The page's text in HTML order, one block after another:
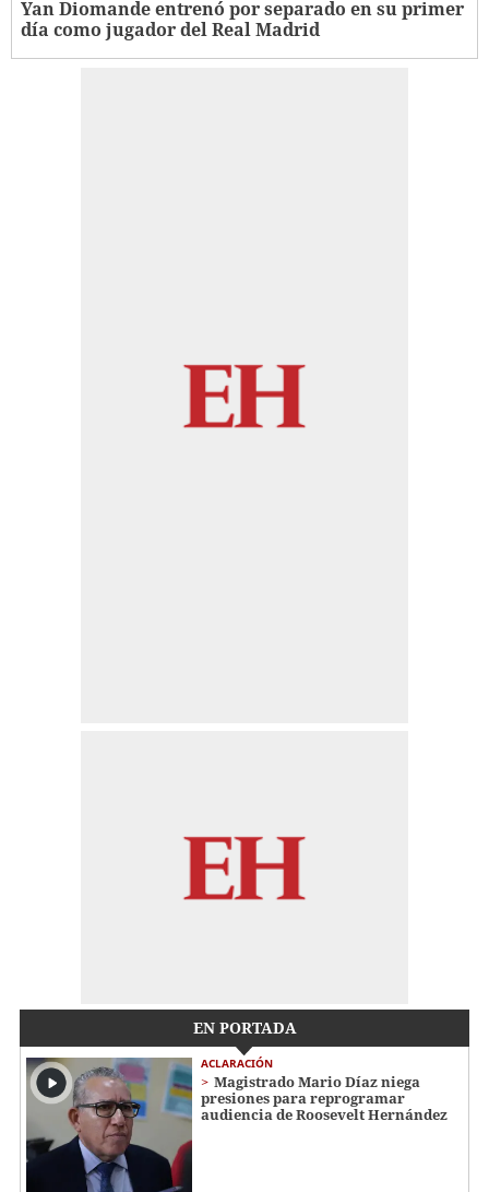
Yan Diomande entrenó por separado en su primer
día como jugador del Real Madrid
EN PORTADA
ACLARACIÓN
Magistrado Mario Díaz niega
presiones para reprogramar
audiencia de Roosevelt Hernández